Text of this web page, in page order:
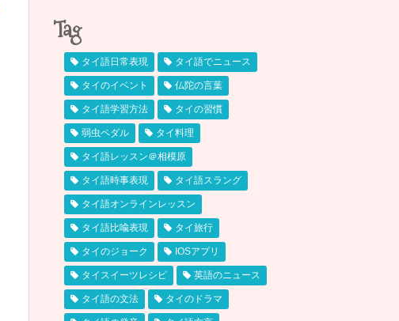
Tag
タイ語日常表現 タイ語でニュース
タイのイベント 仏陀の言葉
タイ語学習方法 タイの習慣
弱虫ペダル タイ料理
タイ語レッスン＠相模原
タイ語時事表現 タイ語スラング
タイ語オンラインレッスン
タイ語比喩表現 タイ旅行
タイのジョーク IOSアプリ
タイスイーツレシピ 英語のニュース
タイ語の文法 タイのドラマ